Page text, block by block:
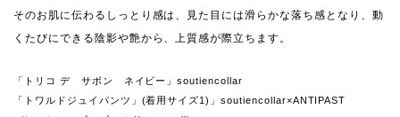
そのお肌に伝わるしっとり感は、見た目には滑らかな落ち感となり、動
くたびにできる陰影や艶から、上質感が際立ちます。
「トリコ デ サボン ネイビー」soutiencollar
「トワルドジュイパンツ」(着用サイズ1)」soutiencollar×ANTIPAST